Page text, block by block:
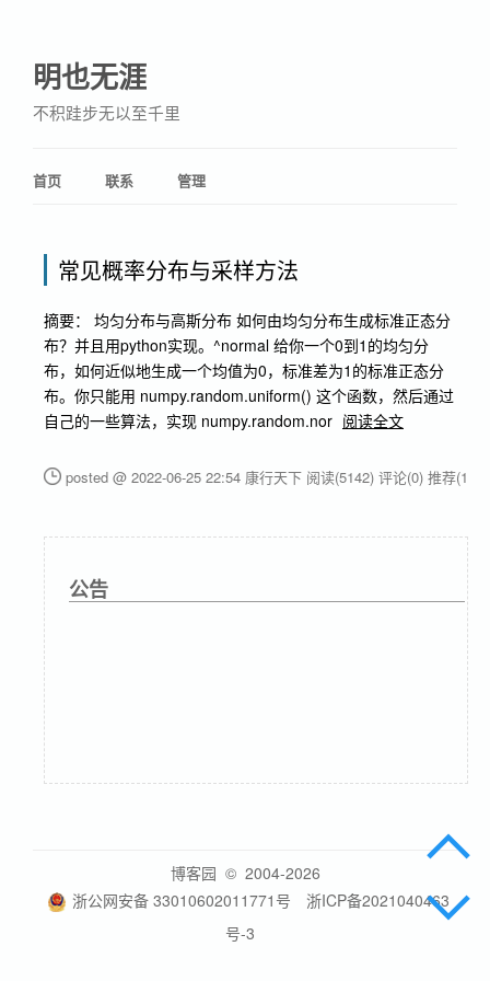
明也无涯
不积跬步无以至千里
首页 联系 管理
常见概率分布与采样方法
摘要： 均匀分布与高斯分布 如何由均匀分布生成标准正态分
布？并且用python实现。^normal 给你一个0到1的均匀分
布，如何近似地生成一个均值为0，标准差为1的标准正态分
布。你只能用 numpy.random.uniform() 这个函数，然后通过
自己的一些算法，实现 numpy.random.nor 阅读全文
posted @ 2022-06-25 22:54 康行天下 阅读(5142) 评论(0) 推荐(1)
公告
博客园 © 2004-2026
浙公网安备 33010602011771号
浙ICP备2021040463
号-3